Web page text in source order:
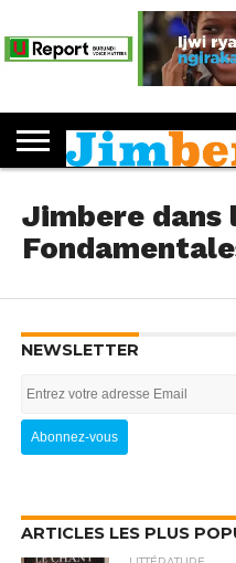
PUBLICATIONS
DOSSIERS
MUKENYEZI
RY’ABANA
JIMBERE
Jimbere dans
NEWSLETTER
ARTICLES LES PLUS